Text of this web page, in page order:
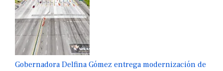
Gobernadora Delfina Gómez entrega modernización de